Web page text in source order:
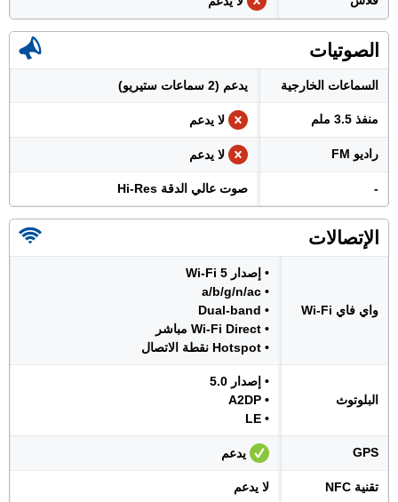
الصوتيات
السماعات الخارجية يدعم (2 سماعات ستيريو)
منفذ 3.5 ملم لا يدعم
راديو FM لا يدعم
- صوت عالي الدقة Hi-Res
الإتصالات
واي فاي Wi-Fi
• إصدار Wi-Fi 5
• a/b/g/n/ac
• Dual-band
• Wi-Fi Direct مباشر
• Hotspot نقطة الاتصال
البلوتوث
• إصدار 5.0
• A2DP
• LE
GPS يدعم
تقنية NFC لا يدعم